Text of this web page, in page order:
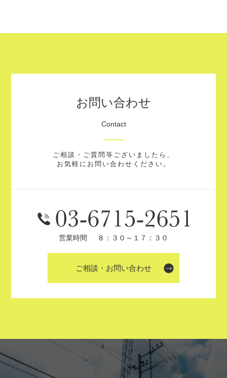
お問い合わせ
Contact
ご相談・ご質問等ございましたら、
お気軽にお問い合わせください。
営業時間 ８：３０～１７：３０
ご相談・お問い合わせ